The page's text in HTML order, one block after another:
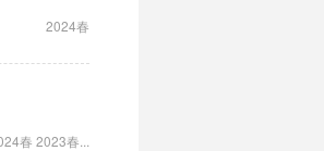
2024春
春 2023春...